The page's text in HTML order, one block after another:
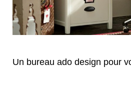
Un bureau ado design pour